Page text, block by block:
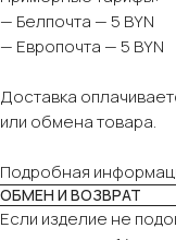
— Белпочта — 5 BYN
— Европочта — 5 BYN
Доставка
или обмена товара.
Подробная
ОБМЕН И ВОЗВРАТ
Если изделие не